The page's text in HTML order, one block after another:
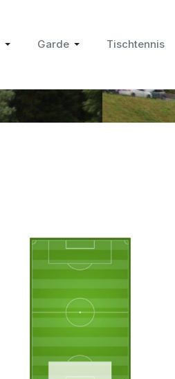
Garde Tischtennis